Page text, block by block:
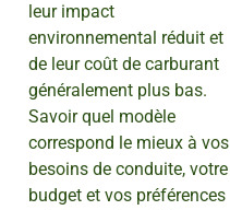
leur impact
environnemental réduit et
de leur coût de carburant
généralement plus bas.
Savoir quel modèle
correspond le mieux à vos
besoins de conduite, votre
budget et vos préférences